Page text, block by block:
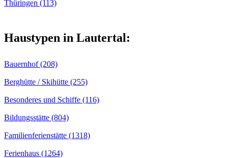
Thüringen (113)
Haustypen in Lautertal:
Bauernhof (208)
Berghütte / Skihütte (255)
Besonderes und Schiffe (116)
Bildungsstätte (804)
Familienferienstätte (1318)
Ferienhaus (1264)